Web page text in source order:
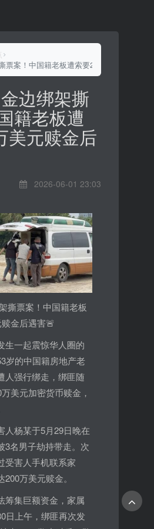
票案！中国籍老板遭索要200万美元赎金后
边绑架撕
籍老板遭
美元赎金后
2026-06-01 23:03
撕票案！中国籍老板
金后遇害🚨
生一起震惊华人圈的
岁的中国籍房地产老
人强行绑走，绑匪随
美元加密货币赎金，
人杨某于5月29日晚在
3名男子劫持带走。次
受害人手机联系家
万美元赎金。
筹集巨额资金，家属
日上午，绑匪再次发